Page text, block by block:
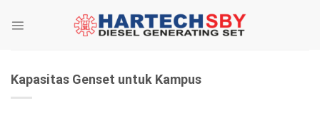
Kapasitas Genset untuk Kampus